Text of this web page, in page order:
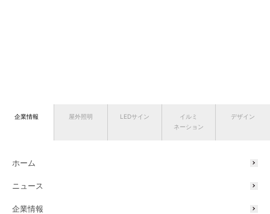
企業情報 屋外照明 LEDサイン
イルミ
ネーション
デザイン
ホーム
ニュース
企業情報